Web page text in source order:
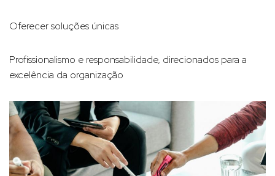
Oferecer soluções únicas
Profissionalismo e responsabilidade, direcionados para a
excelência da organização